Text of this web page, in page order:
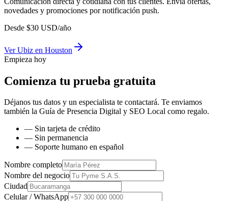
novedades y promociones por notificación push.
Desde $30 USD/año
VerUbiz en Houston
Empieza hoy
Comienza tu prueba gratuita
Déjanos tus datos y un especialista te contactará. Te enviamos
también la Guía de Presencia Digital y SEO Local como regalo.
— Sin tarjeta de crédito
— Sin permanencia
— Soporte humano en español
Nombre completo
Nombre del negocio
Ciudad
Celular / WhatsApp